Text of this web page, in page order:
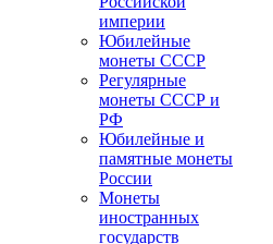
империи
Юбилейные
монеты СССР
Регулярные
монеты СССР и
РФ
Юбилейные и
памятные монеты
России
Монеты
иностранных
государств